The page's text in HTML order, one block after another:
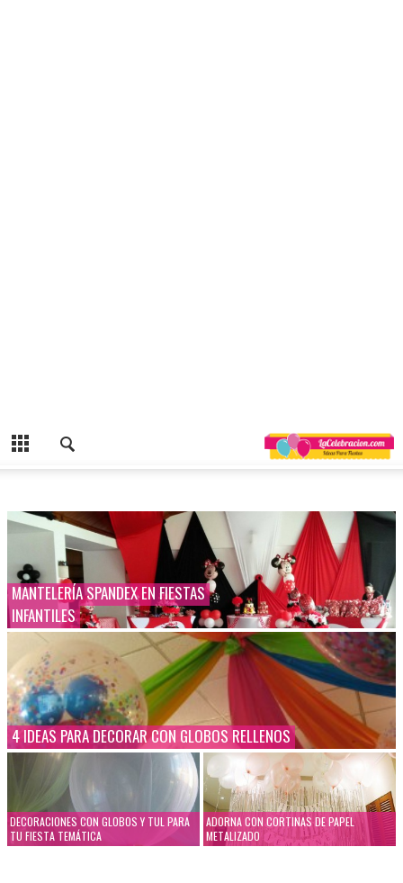
MANTELERÍA SPANDEX EN FIESTAS
INFANTILES
4 IDEAS PARA DECORAR CON GLOBOS RELLENOS
DECORACIONES CON GLOBOS Y TUL PARA
TU FIESTA TEMÁTICA
ADORNA CON CORTINAS DE PAPEL
METALIZADO